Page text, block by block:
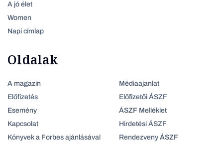
A jó élet
Women
Napi címlap
Oldalak
A magazin
Előfizetés
Esemény
Kapcsolat
Könyvek a Forbes ajánlásával
Médiaajanlat
Előfizetői ÁSZF
ÁSZF Melléklet
Hirdetési ÁSZF
Rendezveny ÁSZF